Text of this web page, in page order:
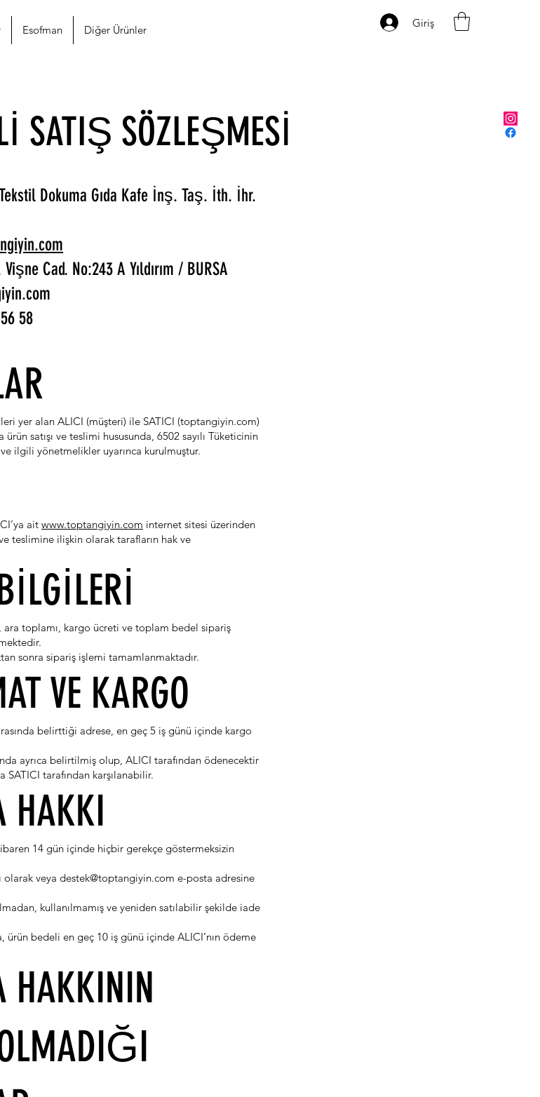
Esofman Diğer Ürünler
Giriş
SATIŞ SÖZLEŞMESİ
Tekstil Dokuma Gıda Kafe İnş. Taş. İth. İhr.
Cad. No:243 A Yıldırım / BURSA
58
yer alan ALICI (müşteri) ile SATICI (toptangiyin.com)
satışı ve teslimi hususunda, 6502 sayılı Tüketicinin
ve ilgili yönetmelikler uyarınca kurulmuştur.
ait www.toptangiyin.com internet sitesi üzerinden
teslimine ilişkin olarak tarafların hak ve
toplamı, kargo ücreti ve toplam bedel sipariş
sonra sipariş işlemi tamamlanmaktadır.
VE KARGO
belirttiği adrese, en geç 5 iş günü içinde kargo
ayrıca belirtilmiş olup, ALICI tarafından ödenecektir
SATICI tarafından karşılanabilir.
HAKKI
14 gün içinde hiçbir gerekçe göstermeksizin
olarak veya destek@toptangiyin.com e-posta adresine
kullanılmamış ve yeniden satılabilir şekilde iade
ürün bedeli en geç 10 iş günü içinde ALICI’nın ödeme
HAKKININ